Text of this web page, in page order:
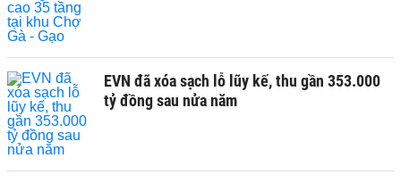
EVN đã xóa sạch lỗ lũy kế, thu gần 353.000
tỷ đồng sau nửa năm